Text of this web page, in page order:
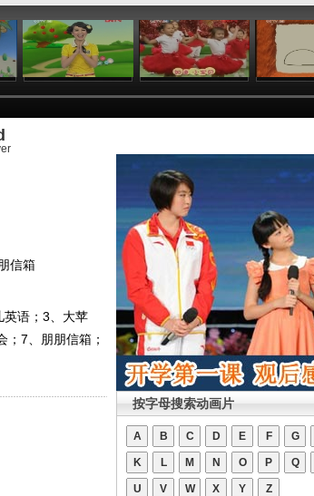
04:40 01:36
信箱
英语；3、大苹
7、朋朋信箱；
按字母搜索动画片
A B C D E F G
K L M N O P Q
U V W X Y Z